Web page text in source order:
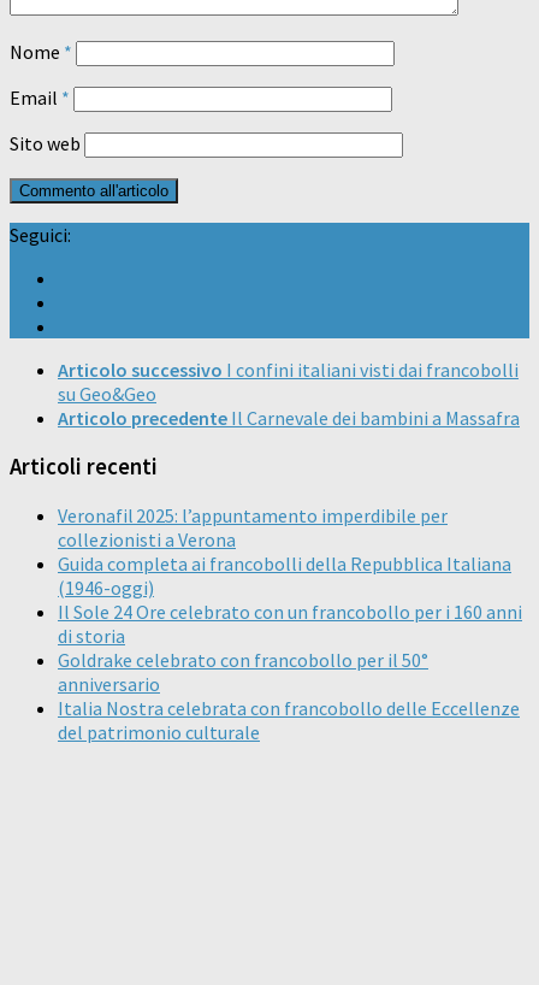
Nome *
Email *
Sito web
Seguici:
Articolo successivo I confini italiani visti dai francobolli
su Geo&Geo
Articolo precedente Il Carnevale dei bambini a Massafra
Articoli recenti
Veronafil 2025: l’appuntamento imperdibile per
collezionisti a Verona
Guida completa ai francobolli della Repubblica Italiana
(1946-oggi)
Il Sole 24 Ore celebrato con un francobollo per i 160 anni
di storia
Goldrake celebrato con francobollo per il 50°
anniversario
Italia Nostra celebrata con francobollo delle Eccellenze
del patrimonio culturale